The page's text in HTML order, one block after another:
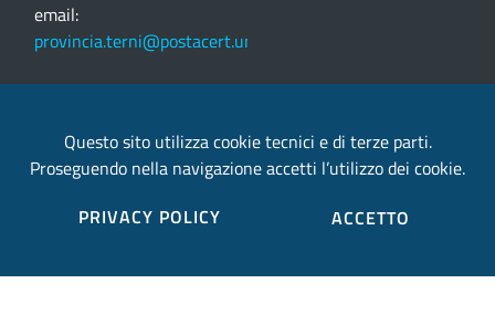
email:
provincia.terni@postacert.umbria.it
Sito web realizzato in collaborazione conGruppo
Questo sito utilizza cookie tecnici e di terze parti.
Proseguendo nella navigazione accetti l’utilizzo dei cookie.
PRIVACY POLICY
ACCETTO